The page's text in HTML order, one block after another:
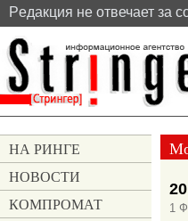
Pедакция не отвечает за
1
НА РИНГЕ
НОВОСТИ
КОМПРОМАТ